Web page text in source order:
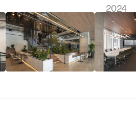
2024